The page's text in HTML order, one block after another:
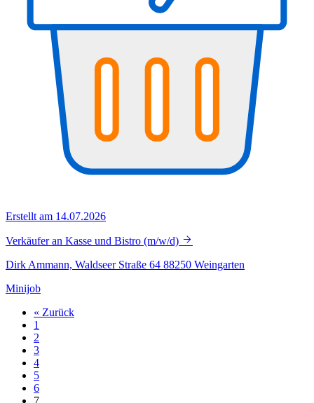
Erstellt am 14.07.2026
Verkäufer an Kasse und Bistro (m/w/d)
Dirk Ammann, Waldseer Straße 64 88250 Weingarten
Minijob
« Zurück
1
2
3
4
5
6